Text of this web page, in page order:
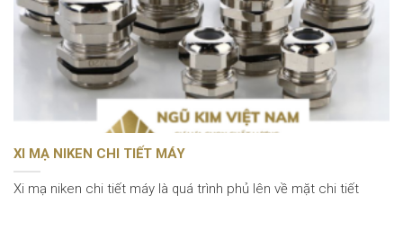
XI MẠ NIKEN CHI TIẾT MÁY
Xi mạ niken chi tiết máy là quá trình phủ lên về mặt chi tiết